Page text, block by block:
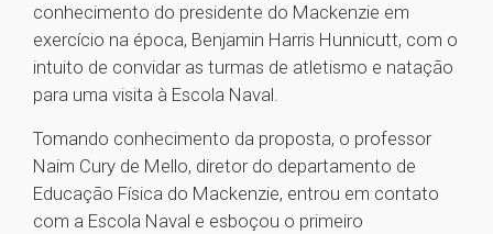
conhecimento do presidente do Mackenzie em
exercício na época, Benjamin Harris Hunnicutt, com o
intuito de convidar as turmas de atletismo e natação
para uma visita à Escola Naval.
Tomando conhecimento da proposta, o professor
Naim Cury de Mello, diretor do departamento de
Educação Física do Mackenzie, entrou em contato
com a Escola Naval e esboçou o primeiro